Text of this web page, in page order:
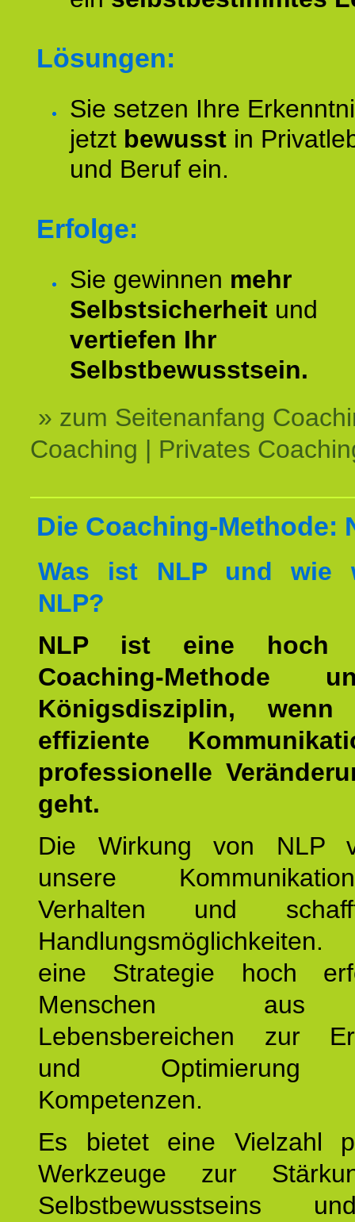
Lösungen:
Sie setzen Ihre
jetzt bewusst in
und Beruf ein.
Erfolge:
Sie gewinnen mehr
Selbstsicherheit und
vertiefen Ihr
Selbstbewusstsein.
» zum Seitenanfang
Coaching | Privates
Die Coaching-Methode:
Was ist NLP und wie
NLP?
NLP ist eine hoch
Coaching-Methode
Königsdisziplin,
effiziente
professionelle
geht.
Die Wirkung von NLP
unsere
Verhalten und
eine Strategie hoch
Menschen
Lebensbereichen zur
und Optimierung
Kompetenzen.
Es bietet eine Vielzahl
Werkzeuge zur
Selbstbewusstseins